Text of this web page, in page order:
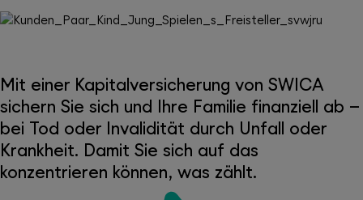
Mit einer Kapitalversicherung von SWICA
sichern Sie sich und Ihre Familie finanziell ab –
bei Tod oder Invalidität durch Unfall oder
Krankheit. Damit Sie sich auf das
konzentrieren können, was zählt.